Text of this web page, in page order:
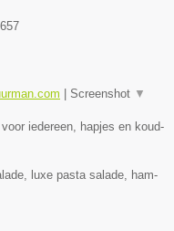
Screenshot ▼
iedereen, hapjes en koud-
luxe pasta salade, ham-